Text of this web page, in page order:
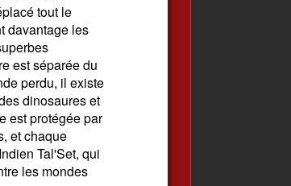
tout le
davantage les
est séparée du
perdu, il existe
dinosaures et
est protégée par
et chaque
Tal'Set, qui
les mondes